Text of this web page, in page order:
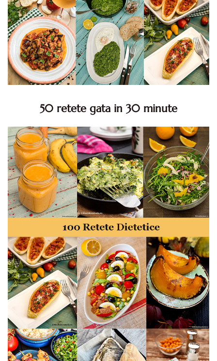
50 retete gata in 30 minute
minute. Retete rapide. Retete rapide de mancare. Idei
retete mancare rapid